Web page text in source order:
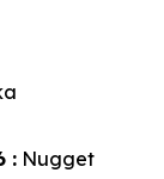
: Nugget